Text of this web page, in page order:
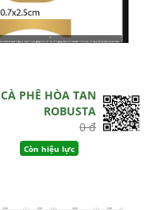
CÀ PHÊ HÒA TAN
ROBUSTA
0 đ
Còn hiệu lực